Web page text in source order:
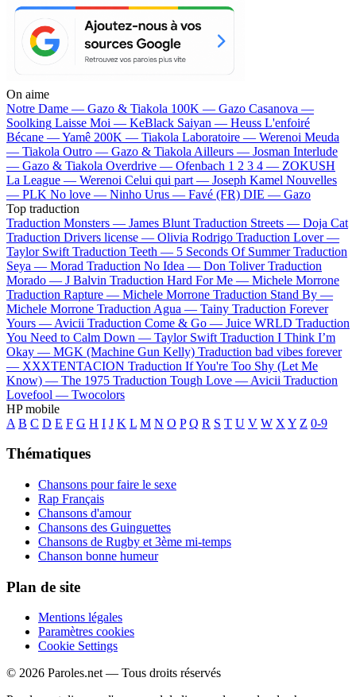
On aime
Notre Dame — Gazo & Tiakola 100K — Gazo Casanova —
Soolking Laisse Moi — KeBlack Saiyan — Heuss L'enfoiré
Bécane —Yamê 200K — Tiakola Laboratoire — Werenoi Meuda
— Tiakola Outro — Gazo & Tiakola Ailleurs — Josman Interlude
— Gazo & Tiakola Overdrive — Ofenbach 1 2 3 4 — ZOKUSH
La League — Werenoi Celui qui part — Joseph Kamel Nouvelles
— PLK No love — Ninho Urus — Favé (FR) DIE — Gazo
Top traduction
Traduction Monsters — James Blunt Traduction Streets — Doja Cat
Traduction Drivers license — Olivia Rodrigo Traduction Lover —
Taylor Swift Traduction Teeth — 5 Seconds Of Summer Traduction
Seya — Morad Traduction No Idea — Don Toliver Traduction
Morado — J Balvin Traduction Hard For Me — Michele Morrone
Traduction Rapture — Michele Morrone Traduction Stand By —
Michele Morrone Traduction Agua — Tainy Traduction Forever
Yours — Avicii Traduction Come & Go — Juice WRLD Traduction
You Need to Calm Down — Taylor Swift Traduction I Think I’m
Okay — MGK (Machine Gun Kelly) Traduction bad vibes forever
— XXXTENTACION Traduction If You're Too Shy (Let Me
Know) — The 1975 Traduction Tough Love — Avicii Traduction
Lovefool — Twocolors
HP mobile
A B C D E F G H I J K L M N O P Q R S T U V W X Y Z 0-9
Thématiques
Chansons pour faire le sexe
Rap Français
Chansons d'amour
Chansons des Guinguettes
Chansons de Rugby et 3ème mi-temps
Chanson bonne humeur
Plan de site
Mentions légales
Paramètres cookies
Cookie Settings
© 2026 Paroles.net — Tous droits réservés